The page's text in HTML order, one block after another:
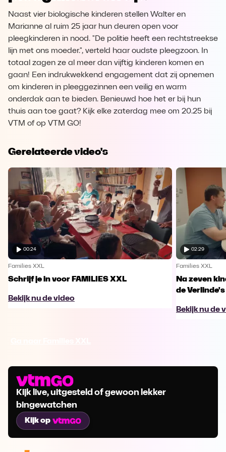
Naast vier biologische kinderen stellen Walter en
Marianne al ruim 25 jaar hun deuren open voor
pleegkinderen in nood. "De politie heeft een rechtstreekse
lijn met ons moeder.", verteld haar oudste pleegzoon. In
totaal zagen ze al meer dan vijftig kinderen komen en
gaan! Een indrukwekkend engagement dat zij opnemen
om kinderen in pleeggezinnen een veilig en warm
onderdak aan te bieden. Benieuwd hoe het er bij hun
thuis aan toe gaat? Kijk elke zaterdag mee om 20.25 bij
VTM of op VTM GO!
Gerelateerde video's
00:24
Families XXL
Schrijf je in voor FAMILIES XXL
Bekijk nu de video
02:29
Families XXL
Na zeven
de Verlinde's
Bekijk nu de
Kijk live, uitgesteld of gewoon lekker
bingewatchen
Kijk op